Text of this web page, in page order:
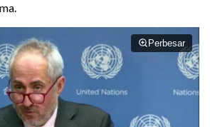
Perbesar